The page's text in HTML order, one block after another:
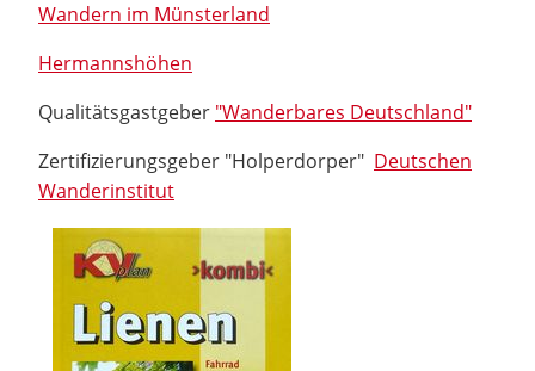
Wandern im Münsterland
Hermannshöhen
Qualitätsgastgeber "Wanderbares Deutschland"
Zertifizierungsgeber "Holperdorper" Deutschen
Wanderinstitut